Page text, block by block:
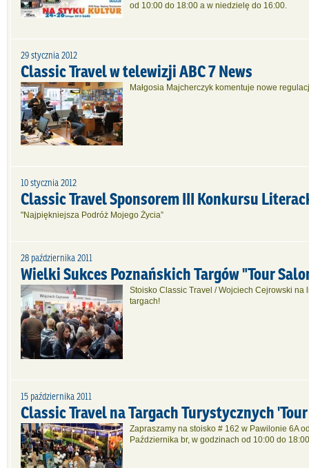
od 10:00 do 18:00 a w niedzielę do 16:00.
29 stycznia 2012
Classic Travel w telewizji ABC 7 News
Małgosia Majcherczyk komentuje nowe
10 stycznia 2012
Classic Travel Sponsorem III Konkursu
"Najpiękniejsza Podróż Mojego Życia”
28 października 2011
Wielki Sukces Poznańskich Targów "Tour
Stoisko Classic Travel / Wojciech Cejrowski
targach!
15 października 2011
Classic Travel na Targach Turystycznych
Zapraszamy na stoisko # 162 w Pawilonie 6A
Października br, w godzinach od 10:00 do